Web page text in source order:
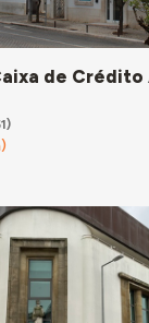
de Crédito